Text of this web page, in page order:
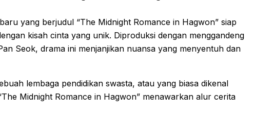
yang berjudul “The Midnight Romance in Hagwon” siap
kisah cinta yang unik. Diproduksi dengan menggandeng
Seok, drama ini menjanjikan nuansa yang menyentuh dan
lembaga pendidikan swasta, atau yang biasa dikenal
Midnight Romance in Hagwon” menawarkan alur cerita